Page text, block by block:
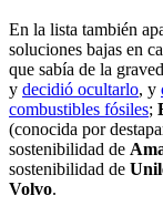
En la lista también
soluciones bajas en
que sabía de la
y decidió ocultarlo, y
combustibles fósiles;
(conocida por
sostenibilidad de
sostenibilidad de
Volvo.